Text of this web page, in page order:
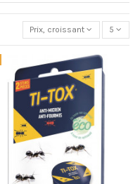
Prix, croissant 5